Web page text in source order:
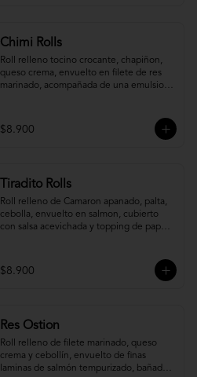
Chimi Rolls
Roll relleno tocino crocante, chapiñon,
queso crema, envuelto en filete de res
marinado, acompañada de una emulsion
$8.900
Tiradito Rolls
Roll relleno de Camaron apanado, palta,
cebolla, envuelto en salmon, cubierto
con salsa acevichada y topping de papa
$8.900
Res Ostion
Roll relleno de filete marinado, queso
crema y cebollín, envuelto de finas
laminas de salmón tempurizado, bañada